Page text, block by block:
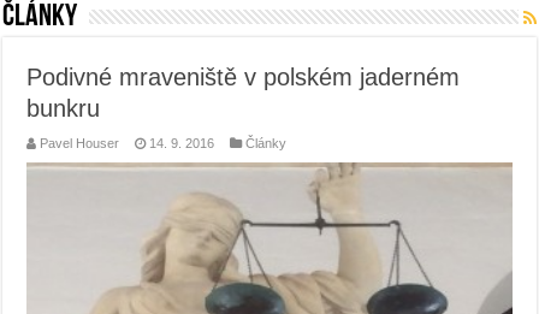
Články
Podivné mraveniště v polském jaderném
bunkru
Pavel Houser 14. 9. 2016 Články